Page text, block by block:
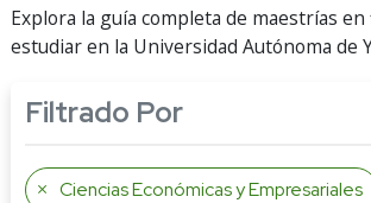
Explora la guía completa de maestrías
estudiar en la Universidad Autónoma de
Filtrado Por
Ciencias Económicas y Empresariales